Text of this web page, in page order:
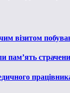
візитом